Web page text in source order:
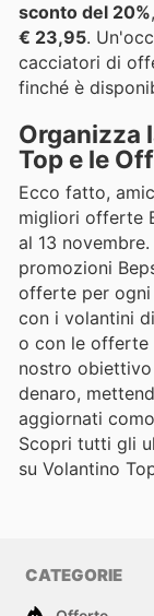
sconto del 20%
€ 23,95.
cacciatori di
finché è
Organizza
Top e le
Ecco fatto,
migliori offerte
al 13
promozioni
offerte per
con i volantini
o con le offerte
nostro
denaro,
aggiornati
Scopri tutti gli
su Volantino
CATEGORIE